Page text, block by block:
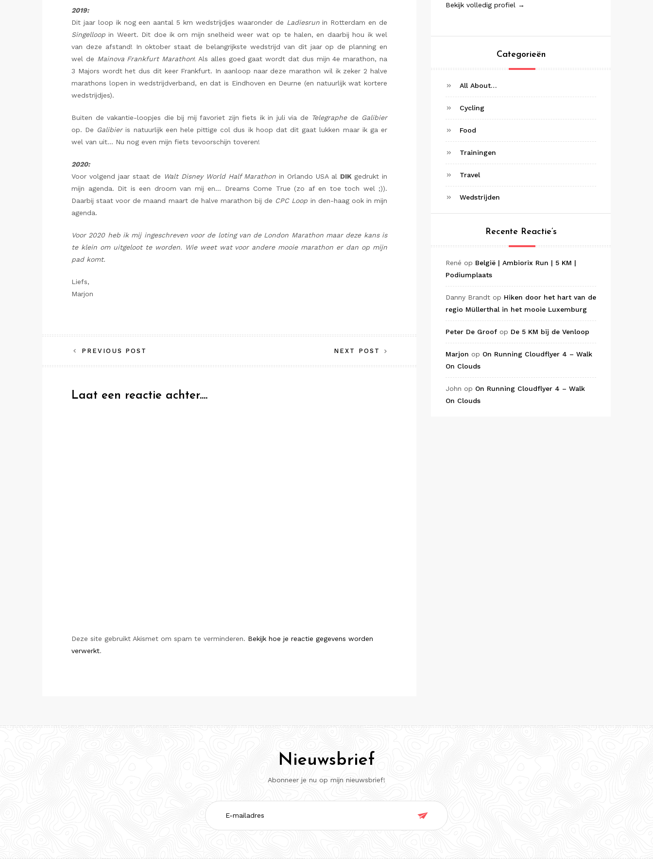
2019:
Dit jaar loop ik nog een aantal 5 km wedstrijdjes waaronder de Ladiesrunin Rotterdam en de
Singelloop in Weert. Dit doe ik om mijn snelheid weer wat op te halen, en daarbij hou ik wel
van deze afstand! In oktober staat de belangrijkste wedstrijd van dit jaar op de planning en
wel de Mainova Frankfurt Marathon! Als alles goed gaat wordt dat dus mijn 4e marathon, na
3 Majors wordt het dus dit keer Frankfurt. In aanloop naar deze marathon wil ik zeker 2 halve
marathons lopen in wedstrijdverband, en dat is Eindhoven en Deurne (en natuurlijk wat kortere
wedstrijdjes).
Buiten de vakantie-loopjes die bij mij favoriet zijn fiets ik in juli via de Telegraphede Galibier
op. De Galibieris natuurlijk een hele pittige col dus ik hoop dat dit gaat lukken maar ik ga er
wel van uit… Nu nog even mijn fiets tevoorschijn toveren!
2020:
Voor volgend jaar staat de Walt Disney World Half Marathonin Orlando USA al DIK gedrukt in
mijn agenda. Dit is een droom van mij en… Dreams Come True (zo af en toe toch wel ;)).
Daarbij staat voor de maand maart de halve marathon bij de CPC Loop in den-haag ook in mijn
agenda.
Voor 2020 heb ik mij ingeschreven voor de loting van de London Marathon maar deze kans is
te klein om uitgeloot te worden. Wie weet wat voor andere mooie marathon er dan op mijn
pad komt.
Liefs,
Marjon
Bericht
navigatie
PREVIOUS POST NEXT POST
Laat een reactie achter....
Deze site gebruikt Akismet om spam te verminderen. Bekijk hoe je reactie gegevens worden
verwerkt.
Bekijk volledig profiel →
Categorieën
All About…
Cycling
Food
Trainingen
Travel
Wedstrijden
Recente Reactie’s
René op België | Ambiorix Run | 5 KM |
Podiumplaats
Danny Brandt op Hiken door het hart van de
regio Müllerthal in het mooie Luxemburg
Peter De Groof op De 5 KM bij de Venloop
Marjon op On Running Cloudflyer 4 – Walk
On Clouds
John op On Running Cloudflyer 4 – Walk
On Clouds
Nieuwsbrief
Abonneer je nu op mijn nieuwsbrief!
E-
mailadres
